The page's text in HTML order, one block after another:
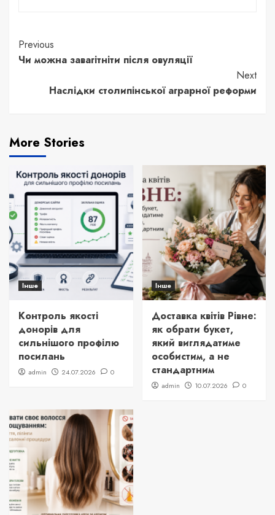
Continue
Reading
Previous
Чи можна завагітніти після овуляції
Next
Наслідки столипінської аграрної реформи
More Stories
Інше
Контроль якості
донорів для
сильнішого профілю
посилань
admin 24.07.2026 0
Інше
Доставка квітів Рівне:
як обрати букет,
який виглядатиме
особистим, а не
стандартним
admin 10.07.2026 0